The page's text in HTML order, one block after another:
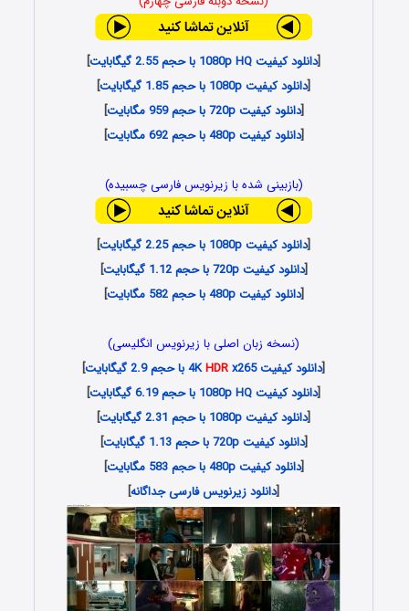
[دانلود کیفیت 1080p HQ با حجم 2.55 گیگابایت
]
[دانلود کیفیت 1080p با حجم 1.85 گیگابایت
]
[دانلود کیفیت 720p با حجم 959 مگابایت
]
[دانلود کیفیت 480p با حجم 692 مگابایت ]
(بازبینی شده با زیرنویس فارسی چسبیده)
[دانلود کیفیت 1080p با حجم 2.25 گیگابایت
]
[دانلود کیفیت 720p با حجم 1.12 گیگابایت
]
[دانلود کیفیت 480p با حجم 582 مگابایت ]
(نسخه زبان اصلی با زیرنویس انگلیسی)
[دانلود کیفیت 4K HDRx265 با حجم 2.9 گیگابایت
]
[دانلود کیفیت 1080p HQ با حجم 6.19 گیگابایت
]
[دانلود کیفیت 1080p با حجم 2.31 گیگابایت
]
[دانلود کیفیت 720p با حجم 1.13 گیگابایت
]
[دانلود کیفیت 480p با حجم 583 مگابایت
]
[دانلود زیرنویس فارسی جداگانه]